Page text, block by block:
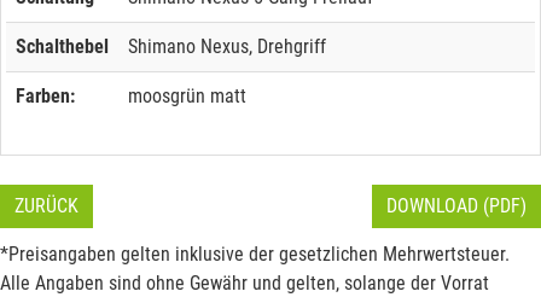
Schalthebel Shimano Nexus, Drehgriff
Farben: moosgrün matt
ZURÜCK DOWNLOAD (PDF)
*Preisangaben gelten inklusive der gesetzlichen Mehrwertsteuer.
Alle Angaben sind ohne Gewähr und gelten, solange der Vorrat